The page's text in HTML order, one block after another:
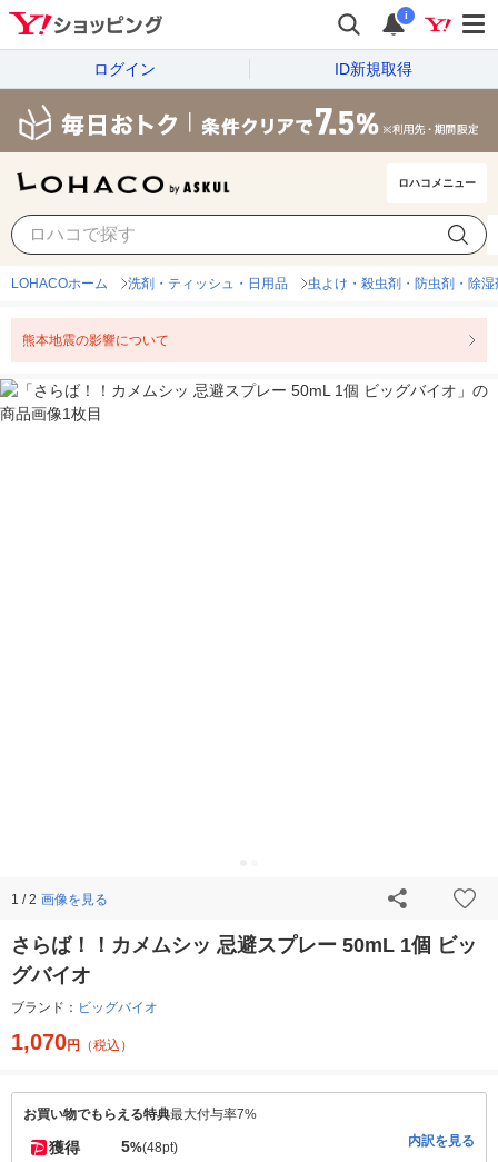
i
ログイン ID新規取得
ロハコメニュー
LOHACOホーム 洗剤・ティッシュ・日用品 虫よけ・殺虫剤・防虫剤・除湿
熊本地震の影響について
1 / 2 画像を見る
さらば！！カメムシッ 忌避スプレー 50mL 1個 ビッ
グバイオ
ブランド： ビッグバイオ
1,070円 （税込）
お買い物でもらえる特典最大付与率7%
獲得 5%(48pt) 内訳を見る